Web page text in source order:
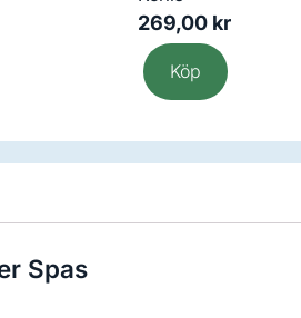
269,00 kr
Köp
Spas